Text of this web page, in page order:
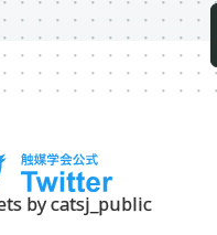
by catsj_public